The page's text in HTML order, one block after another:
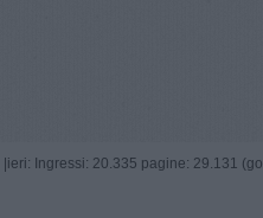
ieri: Ingressi: 20.335 pagine: 29.131